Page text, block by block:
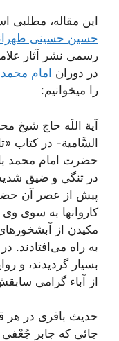
این مقاله، مطلبی
حسین حسینی
رسمی نشر آثار
در دوران امام
را میخوانیم:
آية اللَه حاج شيخ
السَّامية- در کتاب
حضرت امام محمد
در تنگى و ضيق شديد
پيش از عصر آن
کاروانها به سوى
مکيدن از
به راه مى‌افتادند.
بسيار گرديدند، و
از آباء گرامى
حديث باقرى در هر
جائى که جابر جُعْفى